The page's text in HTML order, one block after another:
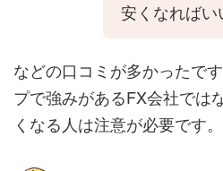
安くなればい
などの口コミが多かったで
プで強みがあるFX会社では
くなる人は注意が必要です。